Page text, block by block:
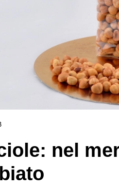
nel